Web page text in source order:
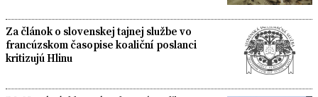
Za článok o slovenskej tajnej službe vo
francúzskom časopise koaliční poslanci
kritizujú Hlinu